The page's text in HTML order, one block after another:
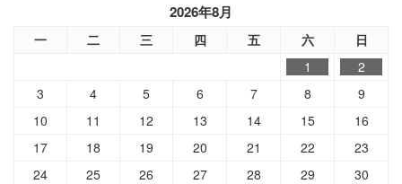
2026年8月
一 二 三 四 五 六 日
1
2
3
4 5 6 7 8
9
10
11 12 13 14 15
16
17
18 19 20 21 22
23
24
25 26 27 28 29
30